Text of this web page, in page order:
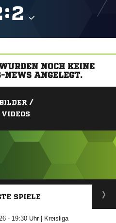
:
NOCH KEINE
NEWS ANGELEGT.
BILDER /
VIDEOS
SPIELE
- 19:30 Uhr | Kreisliga